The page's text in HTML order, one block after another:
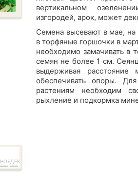
НОЯДЕК
вертикальном
изгородей, арок, может
Семена высевают в мае,
в торфяные горшочки в
необходимо замачивать в
семян не более 1 см.
выдерживая
обеспечивать опоры.
растениям необходим
рыхление и подкормка